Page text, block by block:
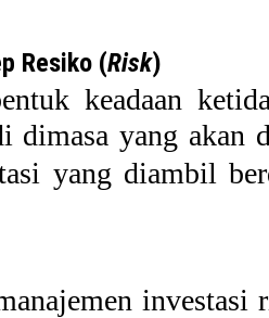
Resiko (Risk)
keadaan
dimasa yang akan
yang diambil
investasi